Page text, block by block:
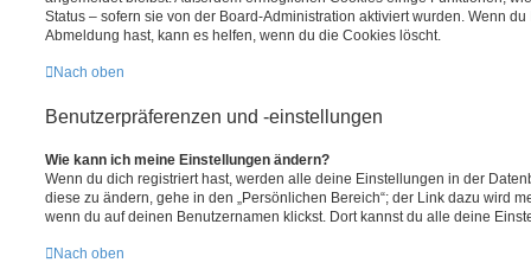
Status – sofern sie von der Board-Administration aktiviert wurden. Wenn
Abmeldung hast, kann es helfen, wenn du die Cookies löscht.
Nach oben
Benutzerpräferenzen und -einstellungen
Wie kann ich meine Einstellungen ändern?
Wenn du dich registriert hast, werden alle deine Einstellungen in der
diese zu ändern, gehe in den „Persönlichen Bereich“; der Link dazu wird
wenn du auf deinen Benutzernamen klickst. Dort kannst du alle deine
Nach oben